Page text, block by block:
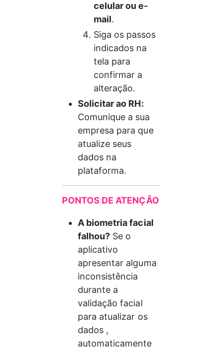
celular ou e-
mail.
Siga os passos
indicados na
tela para
confirmar a
alteração.
Solicitar ao RH:
Comunique a sua
empresa para que
atualize seus
dados na
plataforma.
PONTOS DE ATENÇÃO
A biometria facial
falhou? Se o
aplicativo
apresentar alguma
inconsistência
durante a
validação facial
para atualizar os
dados ,
automaticamente